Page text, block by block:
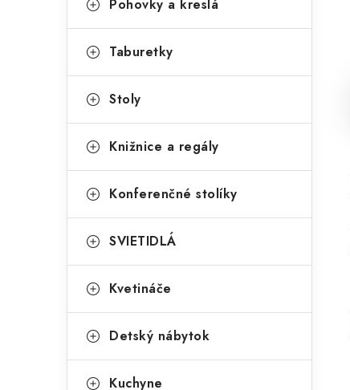
Pohovky a kreslá
Taburetky
Stoly
Knižnice a regály
Konferenčné stolíky
SVIETIDLÁ
Kvetináče
Detský nábytok
Kuchyne